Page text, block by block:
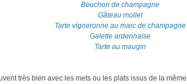
Bouchon de champagne
Gâteau mollet
Tarte vigneronne au marc de champagne
Galette ardennaise
Tarte au maugin
très bien avec les mets ou les plats issus de la